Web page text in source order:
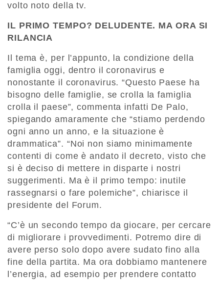
volto noto della tv.
IL PRIMO TEMPO? DELUDENTE. MA ORA SI
RILANCIA
Il tema è, per l’appunto, la condizione della
famiglia oggi, dentro il coronavirus e
nonostante il coronavirus. “Questo Paese ha
bisogno delle famiglie, se crolla la famiglia
crolla il paese”, commenta infatti De Palo,
spiegando amaramente che “stiamo perdendo
ogni anno un anno, e la situazione è
drammatica”. “Noi non siamo minimamente
contenti di come è andato il decreto, visto che
si è deciso di mettere in disparte i nostri
suggerimenti. Ma è il primo tempo: inutile
rassegnarsi o fare polemiche”, chiarisce il
presidente del Forum.
“C’è un secondo tempo da giocare, per cercare
di migliorare i provvedimenti. Potremo dire di
avere perso solo dopo avere sudato fino alla
fine della partita. Ma ora dobbiamo mantenere
l’energia, ad esempio per prendere contatto